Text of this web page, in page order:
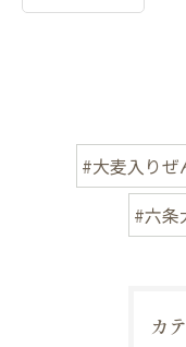
#大麦入りぜ
#六条
カ